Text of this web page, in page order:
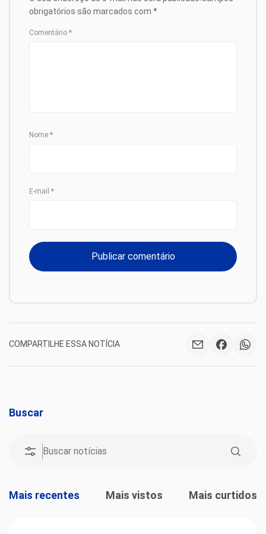
obrigatórios são marcados com *
Comentário *
Nome *
E-mail *
COMPARTILHE ESSA NOTÍCIA
Buscar
Mais recentes Mais vistos Mais curtidos